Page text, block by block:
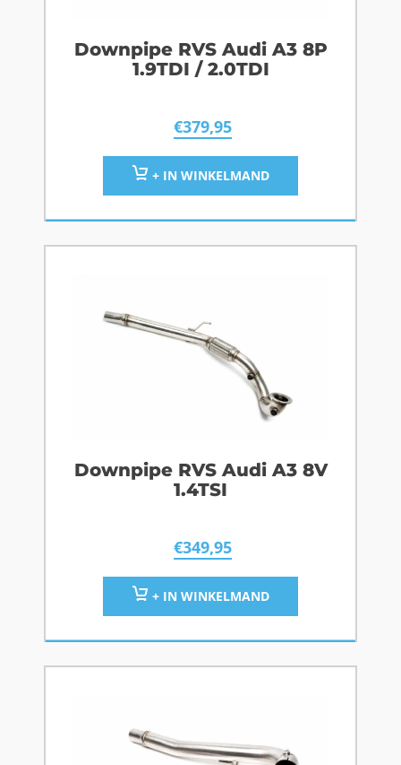
Downpipe RVS Audi A3 8P
1.9TDI / 2.0TDI
€379,95
+ IN WINKELMAND
Downpipe RVS Audi A3 8V
1.4TSI
€349,95
+ IN WINKELMAND